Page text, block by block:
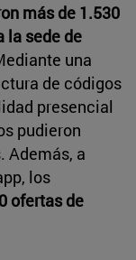
más de 1.530
la sede de
una
de códigos
presencial
pudieron
Además, a
los
ofertas de